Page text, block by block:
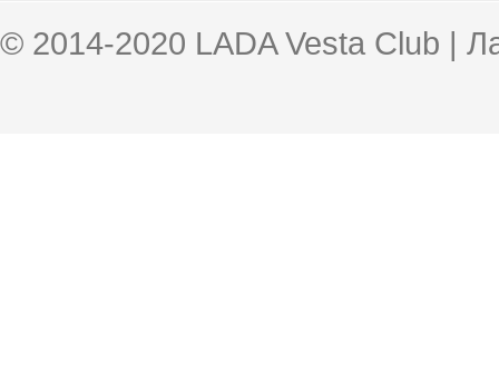
© 2014-2020 LADA Vesta Club |